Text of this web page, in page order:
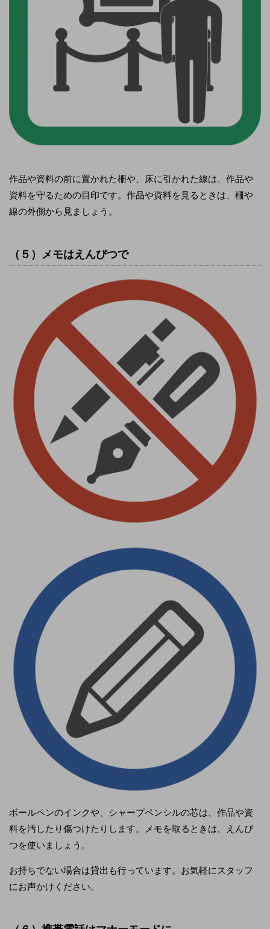
作品や資料の前に置かれた柵や、床に引かれた線は、作品や
資料を守るための目印です。作品や資料を見るときは、柵や
線の外側から見ましょう。
（５）メモはえんぴつで
ボールペンのインクや、シャープペンシルの芯は、作品や資
料を汚したり傷つけたりします。メモを取るときは、えんぴ
つを使いましょう。
お持ちでない場合は貸出も行っています。お気軽にスタッフ
にお声かけください。